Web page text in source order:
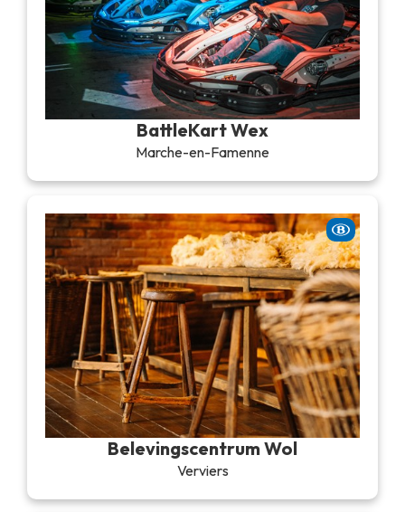
BattleKart Wex
Marche-en-Famenne
Belevingscentrum Wol
Verviers